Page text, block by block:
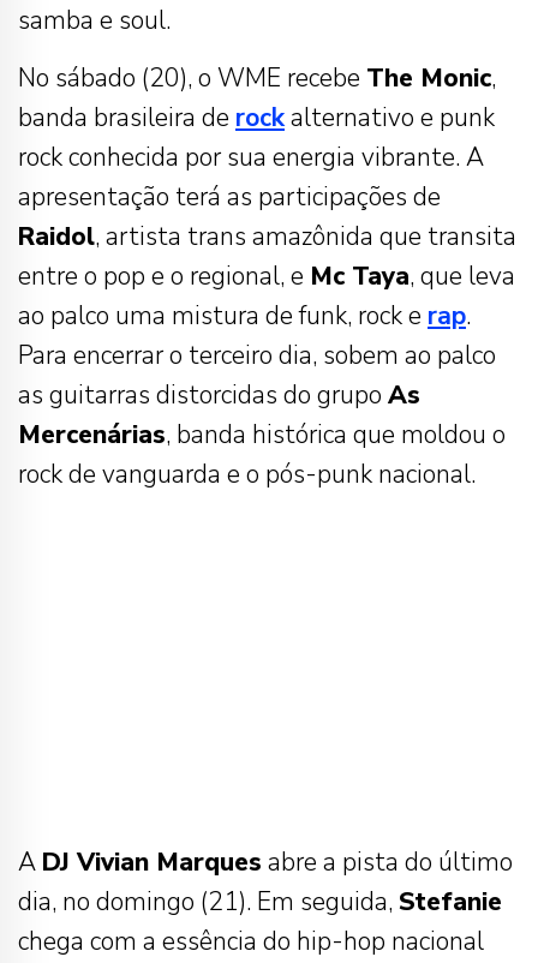
samba e soul.
No sábado (20), o WME recebe The Monic,
banda brasileira de rockalternativo e punk
rock conhecida por sua energia vibrante. A
apresentação terá as participações de
Raidol, artista trans amazônida que transita
entre o pop e o regional, e Mc Taya, que leva
ao palco uma mistura de funk, rock e rap.
Para encerrar o terceiro dia, sobem ao palco
as guitarras distorcidas do grupo As
Mercenárias, banda histórica que moldou o
rock de vanguarda e o pós-punk nacional.
A DJ Vivian Marques abre a pista do último
dia, no domingo (21). Em seguida, Stefanie
chega com a essência do hip-hop nacional